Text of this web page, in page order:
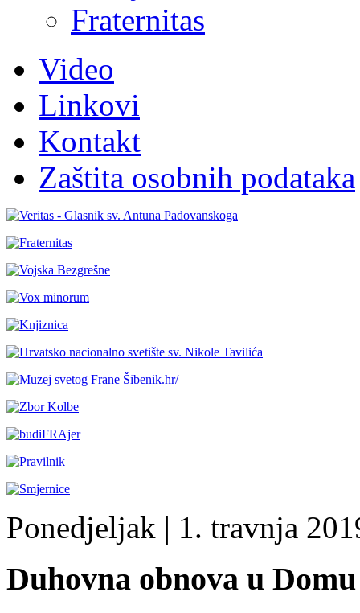
Fraternitas
Video
Linkovi
Kontakt
Zaštita osobnih podataka
Ponedjeljak | 1. travnja
Duhovna obnova u